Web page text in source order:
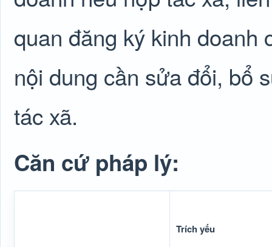
quan đăng ký kinh doanh
nội dung cần sửa đổi, bổ
tác xã.
Căn cứ pháp lý:
Trích yếu